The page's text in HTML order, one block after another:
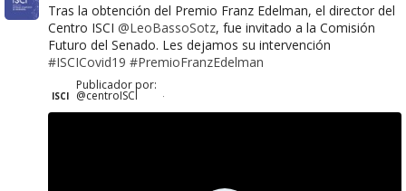
Tras la obtención del Premio Franz Edelman, el director del
Centro ISCI @LeoBassoSotz, fue invitado a la Comisión
Futuro del Senado. Les dejamos su intervención
#ISCICovid19 #PremioFranzEdelman
ISCI
Publicador por:
@centroISCI ·